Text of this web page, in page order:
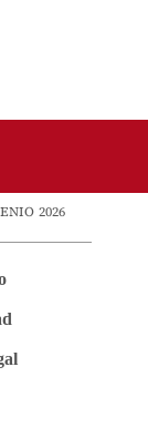
2026